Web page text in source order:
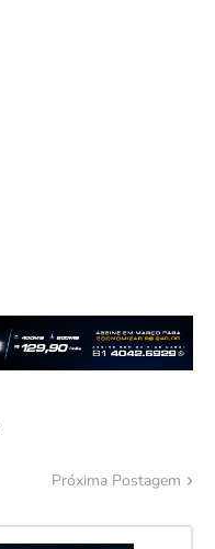
Próxima Postagem